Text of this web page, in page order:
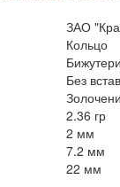
ЗАО
Кольцо
Без
2.36 гр
2 мм
7.2 мм
22 мм